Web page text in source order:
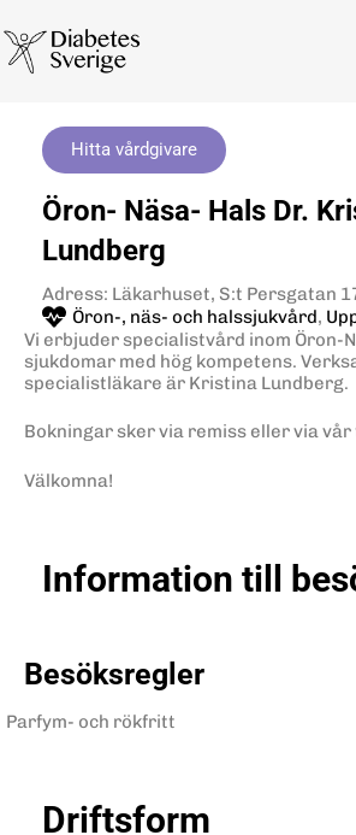
Hitta vårdgivare
Öron- Näsa- Hals Dr.
Lundberg
Adress: Läkarhuset, S:t Persgatan
Öron-, näs- och halssjukvård,
Vi erbjuder specialistvård inom Öron-
sjukdomar med hög kompetens.
specialistläkare är Kristina Lundberg.
Bokningar sker via remiss eller via vår
Välkomna!
Information till
Besöksregler
Parfym- och rökfritt
Driftsform